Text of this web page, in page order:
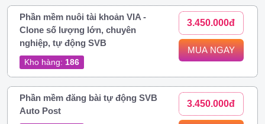
Phần mềm nuôi tài khoản VIA -
Clone số lượng lớn, chuyên
nghiệp, tự động SVB
Kho hàng: 186
3.450.000đ
MUA NGAY
Phần mềm đăng bài tự động SVB
Auto Post
3.450.000đ